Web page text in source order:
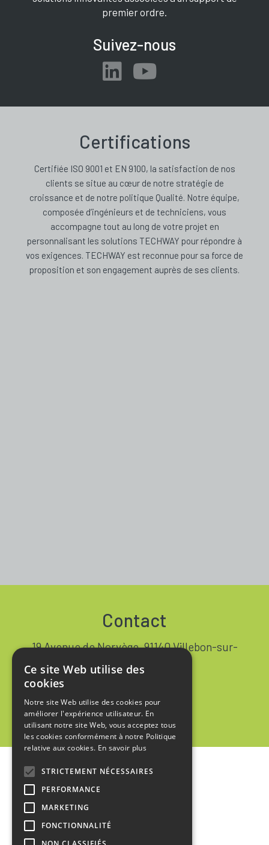
premier ordre.
Suivez-nous
Certifications
Certifiée ISO 9001 et EN 9100, la satisfaction de nos
clients se situe au cœur de notre stratégie de
croissance et de notre politique Qualité. Notre équipe,
composée d’ingénieurs et de techniciens, vous
accompagne tout au long de votre projet en
personnalisant les solutions TECHWAY pour répondre à
vos exigences. TECHWAY est reconnue pour sa force de
proposition et son engagement auprès de ses clients.
Contact
19 Avenue de Norvège, 91140 Villebon-sur-
+33 1 64 53 37 90
Contact
Accueil
Politique de Confidentialité
Ce site Web utilise des
cookies
Notre site Web utilise des cookies pour
améliorer l'expérience utilisateur. En
utilisant notre site Web, vous acceptez tous
les cookies conformément à notre Politique
relative aux cookies. En savoir plus
STRICTEMENT NÉCESSAIRES
PERFORMANCE
MARKETING
FONCTIONNALITÉ